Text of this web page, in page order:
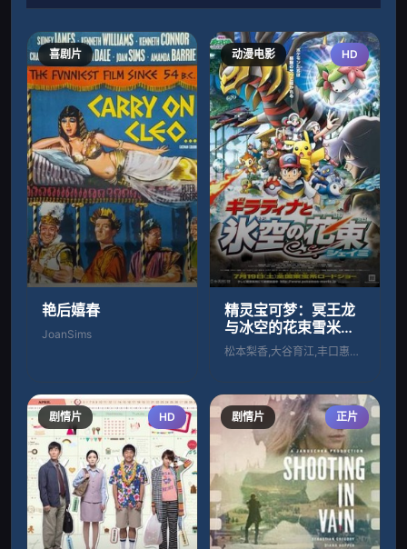
喜剧片
艳后嬉春
JoanSims
动漫电影 HD
精灵宝可梦：冥王龙
与冰空的花束雪米粤
语
松本梨香,大谷育江,丰口惠美,小樱悦子,
剧情片 HD 剧情片 正片